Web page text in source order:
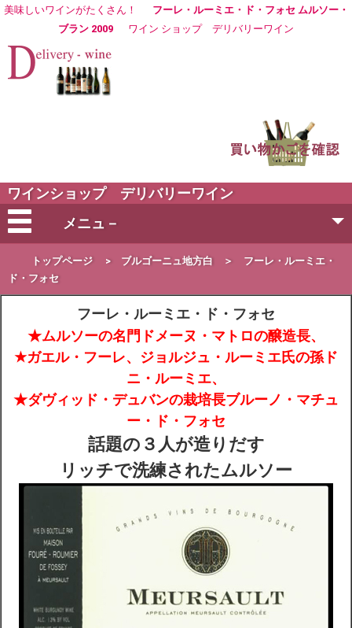
美味しいワインがたくさん！
フーレ・ルーミエ・ド・フォセ ムルソー・
ブラン 2009
ワイン ショップデリバリーワイン
ワインショップ デリバリーワイン
メニュ－
会社概要
ご注文方法
営業日・お届け日
配送・送料
お支払
メルマガ登録
ワイン検索
生まれ年のワイン【プラチナワイン】
【ワインセラーショップ】
トップページ > ブルゴーニュ地方白 ＞ フーレ・ルーミエ・
ド・フォセ
フーレ・ルーミエ・ド・フォセ
★ムルソーの名門ドメーヌ・マトロの醸造長、
★ガエル・フーレ、ジョルジュ・ルーミエ氏の孫ド
ニ・ルーミエ、
★ダヴィッド・デュバンの栽培長ブルーノ・マチュ
ー・ド・フォセ
話題の３人が造りだす
リッチで洗練されたムルソー